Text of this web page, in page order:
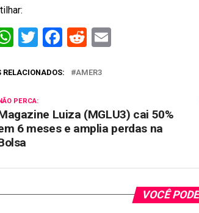
WhatsApp
Twitter
Facebook
Reddit
RELACIONADOS: AMER3
PERCA:
Luiza (MGLU3) cai 50%
6 meses e amplia perdas na
VOCÊ